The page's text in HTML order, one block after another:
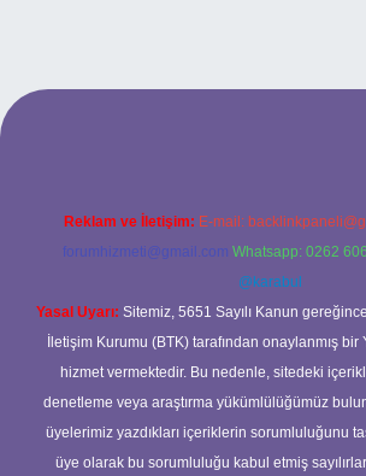
Reklam ve İletişim: E-mail:
forumhizmeti@gmail.com Whatsapp: 0262
@karabul
Yasal Uyarı: Sitemiz, 5651 Sayılı Kanun
İletişim Kurumu (BTK) tarafından onaylanmış bir
hizmet vermektedir. Bu nedenle, sitedeki
denetleme veya araştırma yükümlülüğümüz
üyelerimiz yazdıkları içeriklerin sorumluluğunu
üye olarak bu sorumluluğu kabul etmiş